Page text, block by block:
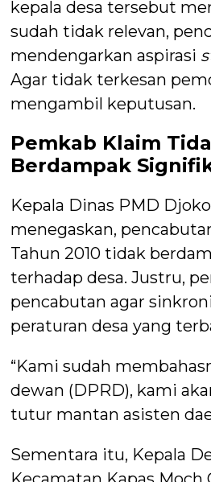
kepala desa tersebut
sudah tidak relevan,
mendengarkan aspirasi
Agar tidak terkesan
mengambil keputusan.
Pemkab Klaim
Berdampak
Kepala Dinas PMD
menegaskan,
Tahun 2010 tidak
terhadap desa. Justru,
pencabutan agar
peraturan desa yang
“Kami sudah
dewan (DPRD), kami
tutur mantan asisten
Sementara itu, Kepala